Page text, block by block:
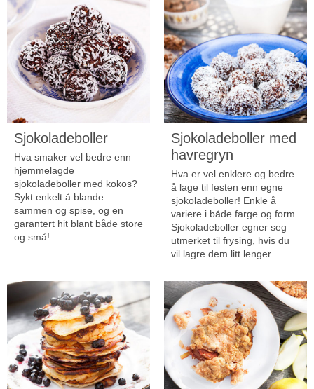
Sjokoladeboller
Hva smaker vel bedre enn
hjemmelagde
sjokoladeboller med kokos?
Sykt enkelt å blande
sammen og spise, og en
garantert hit blant både store
og små!
Sjokoladeboller med
havregryn
Hva er vel enklere og bedre
å lage til festen enn egne
sjokoladeboller! Enkle å
variere i både farge og form.
Sjokoladeboller egner seg
utmerket til frysing, hvis du
vil lagre dem litt lenger.